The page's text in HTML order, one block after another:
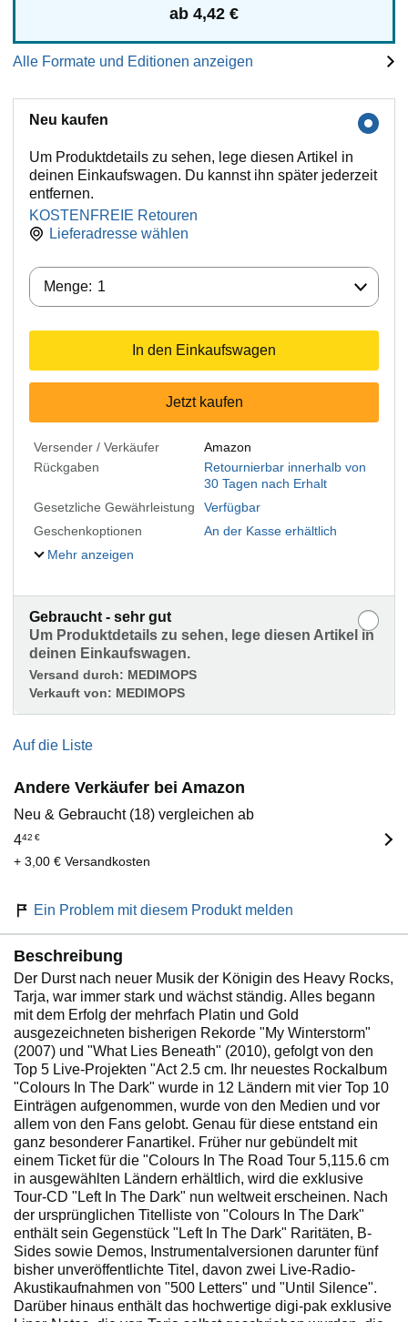
ab 4,42 €
Alle Formate und Editionen anzeigen
Neu kaufen
Um Produktdetails zu sehen, lege diesen Artikel in
deinen Einkaufswagen. Du kannst ihn später jederzeit
entfernen.
KOSTENFREIE Retouren
Lieferadresse wählen
Menge: 1
In den Einkaufswagen
Jetzt kaufen
Versender / Verkäufer
Amazon
Rückgaben
Retournierbar innerhalb von
30 Tagen nach Erhalt
Gesetzliche Gewährleistung
Verfügbar
Geschenkoptionen
An der Kasse erhältlich
Mehr anzeigen
Gebraucht - sehr gut
Um Produktdetails zu sehen, lege diesen Artikel in
deinen Einkaufswagen.
Versand durch: MEDIMOPS
Verkauft von: MEDIMOPS
Auf die Liste
Andere Verkäufer bei Amazon
Neu & Gebraucht (18) vergleichen ab
442 €
+ 3,00 € Versandkosten
Ein Problem mit diesem Produkt melden
Beschreibung
Der Durst nach neuer Musik der Königin des Heavy Rocks,
Tarja, war immer stark und wächst ständig. Alles begann
mit dem Erfolg der mehrfach Platin und Gold
ausgezeichneten bisherigen Rekorde "My Winterstorm"
(2007) und "What Lies Beneath" (2010), gefolgt von den
Top 5 Live-Projekten "Act 2.5 cm. Ihr neuestes Rockalbum
"Colours In The Dark" wurde in 12 Ländern mit vier Top 10
Einträgen aufgenommen, wurde von den Medien und vor
allem von den Fans gelobt. Genau für diese entstand ein
ganz besonderer Fanartikel. Früher nur gebündelt mit
einem Ticket für die "Colours In The Road Tour 5,115.6 cm
in ausgewählten Ländern erhältlich, wird die exklusive
Tour-CD "Left In The Dark" nun weltweit erscheinen. Nach
der ursprünglichen Titelliste von "Colours In The Dark"
enthält sein Gegenstück "Left In The Dark" Raritäten, B-
Sides sowie Demos, Instrumentalversionen darunter fünf
bisher unveröffentlichte Titel, davon zwei Live-Radio-
Akustikaufnahmen von "500 Letters" und "Until Silence".
Darüber hinaus enthält das hochwertige digi-pak exklusive